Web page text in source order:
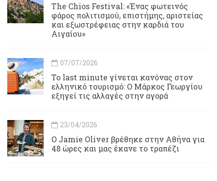
Τhe Chios Festival: «Ένας φωτεινός
φάρος πολιτισμού, επιστήμης, αριστείας
και εξωστρέφειας στην καρδιά του
Αιγαίου»
07/07/2026
Το last minute γίνεται κανόνας στον
ελληνικό τουρισμό: Ο Μάρκος Γεωργίου
εξηγεί τις αλλαγές στην αγορά
23/04/2026
Ο Jamie Oliver βρέθηκε στην Αθήνα για
48 ώρες και μας έκανε το τραπέζι